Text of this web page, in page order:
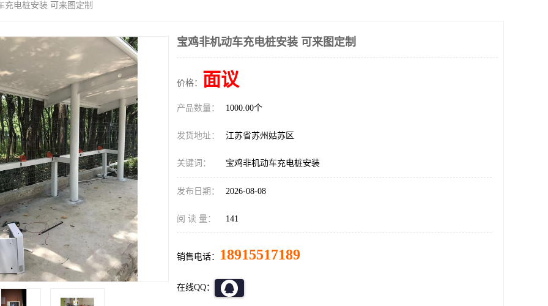
充电桩安装 可来图定制
宝鸡非机动车充电桩安装 可来图定制
价格： 面议
产品数量： 1000.00个
发货地址： 江苏省苏州姑苏区
关键词： 宝鸡非机动车充电桩安装
发布日期： 2026-08-08
阅 读 量： 141
销售电话： 18915517189
在线QQ：